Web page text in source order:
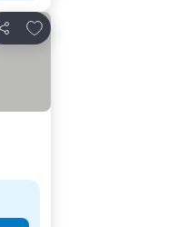
Delen
Toevoegen aan favorieten